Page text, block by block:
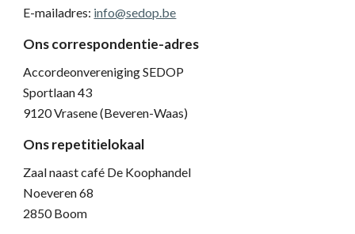
E-mailadres: info@sedop.be
Ons correspondentie-adres
Accordeonvereniging SEDOP
Sportlaan 43
9120 Vrasene (Beveren-Waas)
Ons repetitielokaal
Zaal naast café De Koophandel
Noeveren 68
2850 Boom